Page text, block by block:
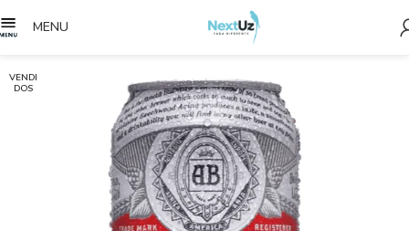
MENU
VENDI
DOS